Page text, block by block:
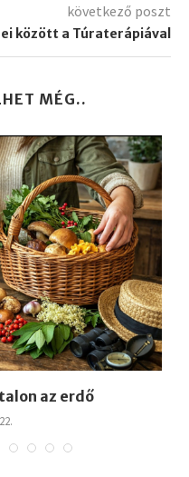
következő poszt
között a Túraterápiával
MÉG..
az erdő